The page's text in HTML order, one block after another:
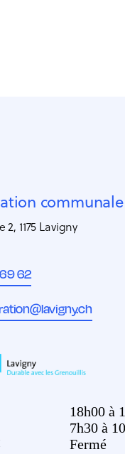
communale
2, 1175 Lavigny
62
18h00 à
7h30 à
Fermé